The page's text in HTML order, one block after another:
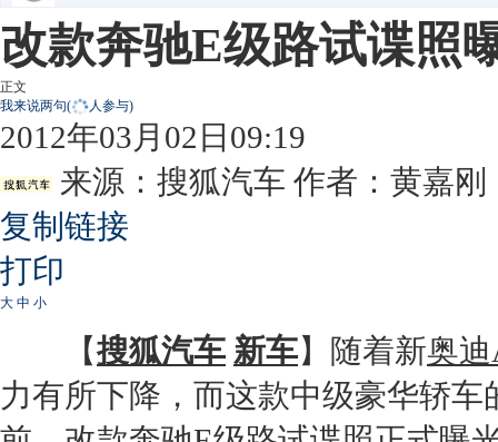
改款奔驰E级路试谍
正文
我来说两句( 人参与)
2012年03月02日09:19
来源： 搜狐汽车 作者：黄嘉刚
复制链接
打印
大 中 小
【搜狐汽车 新车】随着新奥
力有所下降，而这款中级豪华轿